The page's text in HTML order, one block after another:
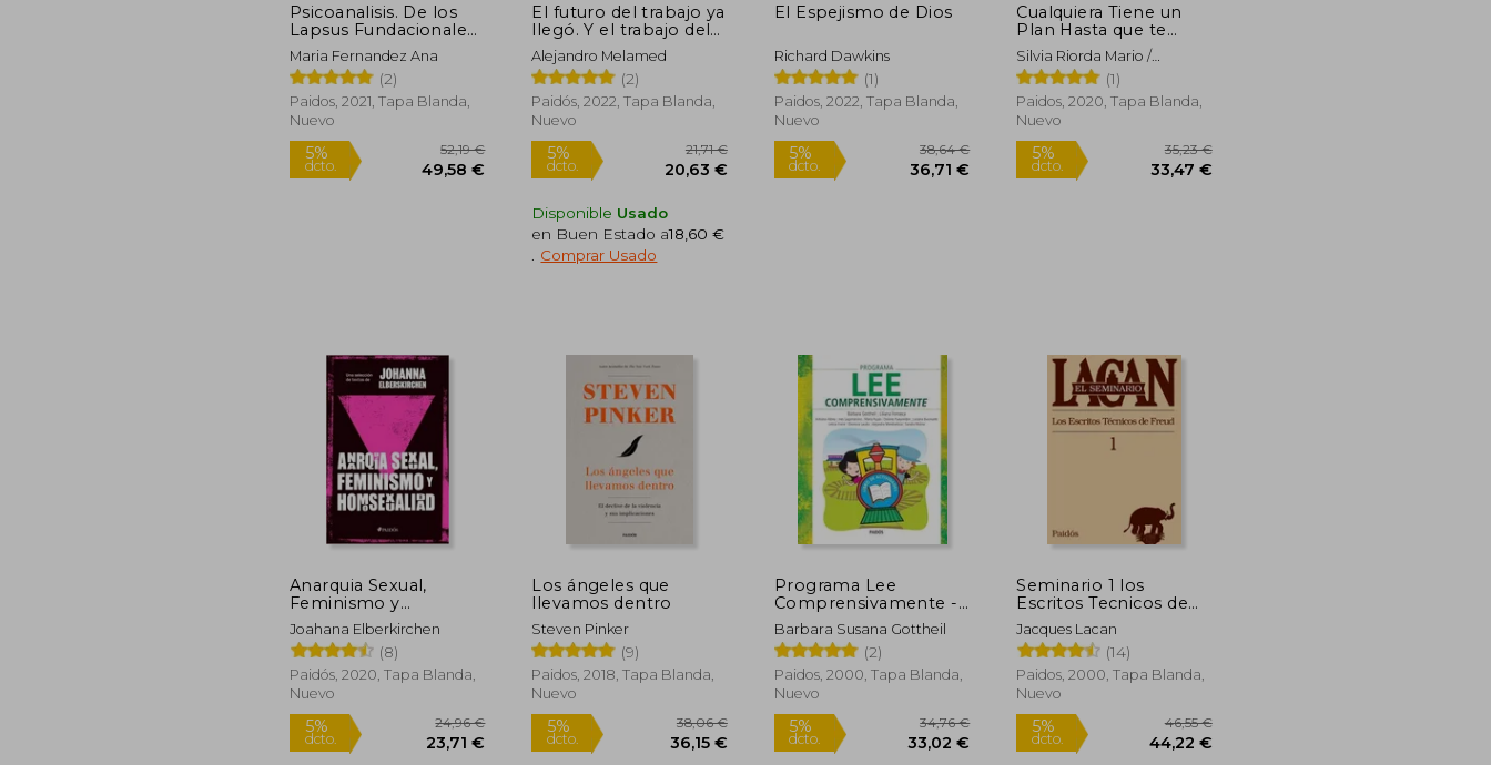
Psicoanalisis. De los
Lapsus Fundacionales
a los Feminismos del
Siglo xxi
Maria Fernandez Ana
(2)
Paidos, 2021, Tapa Blanda,
Nuevo
dcto.
El futuro del trabajo ya
llegó. Y el trabajo del
futuro también
Alejandro Melamed
(2)
Paidós, 2022, Tapa Blanda,
Nuevo
dcto.
21,71 €
20,63 €
Disponible Usado
en Buen Estado a18,60 €
Comprar Usado
El Espejismo de Dios
Richard Dawkins
(1)
Paidos, 2022, Tapa Blanda,
Nuevo
5%
dcto. 36,71 €
Cualquiera Tiene un
Plan Hasta que te
Pegan en la Cara
Aprender de las Crisis
Silvia Riorda Mario /
Bentolila
(1)
Paidos, 2020, Tapa Blanda,
Nuevo
5%
dcto.
Anarquia Sexual,
Feminismo y
Homosexualidad
Joahana Elberkirchen
(8)
Paidós, 2020, Tapa Blanda,
Nuevo
Los ángeles que
llevamos dentro
Steven Pinker
(9)
Paidos, 2018, Tapa Blanda,
Nuevo
Programa Lee
Comprensivamente -
Cuaderno De
Actividades
Barbara Susana Gottheil
(2)
Paidos, 2000, Tapa Blanda,
Nuevo
Seminario 1 los
Escritos Tecnicos de
Freud
Jacques Lacan
(14)
Paidos, 2000, Tapa Blanda,
Nuevo